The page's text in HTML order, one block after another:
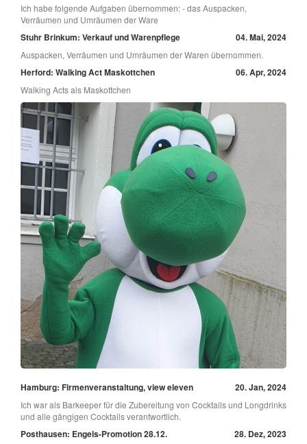
Ich habe folgende Aufgaben übernommen: - das Auspacken,
Verräumen und Umräumen der Ware
Stuhr Brinkum: Verkauf und Warenpflege 04. Mai, 2024
Auspacken, Verräumen und Umräumen der Waren übernommen.
Herford: Walking Act Maskottchen 06. Apr, 2024
Walking Acts als Maskottchen
Hamburg: Firmenveranstaltung, view eleven 20. Jan, 2024
Ich war als Barkeeper für die Zubereitung von Cocktails und Longdrinks
und alle gängigen Cocktails verantwortlich.
Posthausen: Engels-Promotion 28.12. 28. Dez, 2023